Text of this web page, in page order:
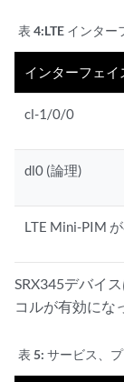
表 4:LTE インター
インターフェイ
cl-1/0/0
dl0 (論理)
LTE Mini-PIM
SRX345デバイ
コルが有効にな
表 5: サービス、